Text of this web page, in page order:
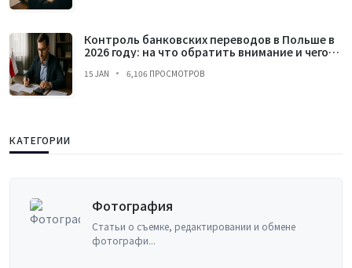
Контроль банковских переводов в Польше в
2026 году: на что обратить внимание и чего
15 JAN 6,106 ПРОСМОТРОВ
КАТЕГОРИИ
и обмене
Принципы